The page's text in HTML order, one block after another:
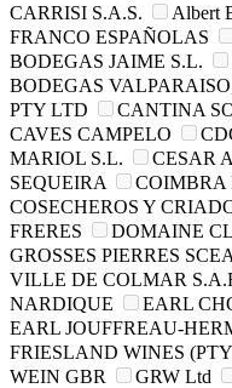
CARRISI S.A.S.
Albert
FRANCO ESPAÑOLAS
BODEGAS JAIME S.L.
BODEGAS
PTY LTD
CANTINA
CAVES CAMPELO
MARIOL S.L.
CESAR
SEQUEIRA
COIMBRA
COSECHEROS Y
FRERES
DOMAINE
GROSSES PIERRES SCEA
VILLE DE COLMAR
NARDIQUE
EARL
EARL JOUFFREAU-
FRIESLAND WINES
WEIN GBR
GRW Ltd